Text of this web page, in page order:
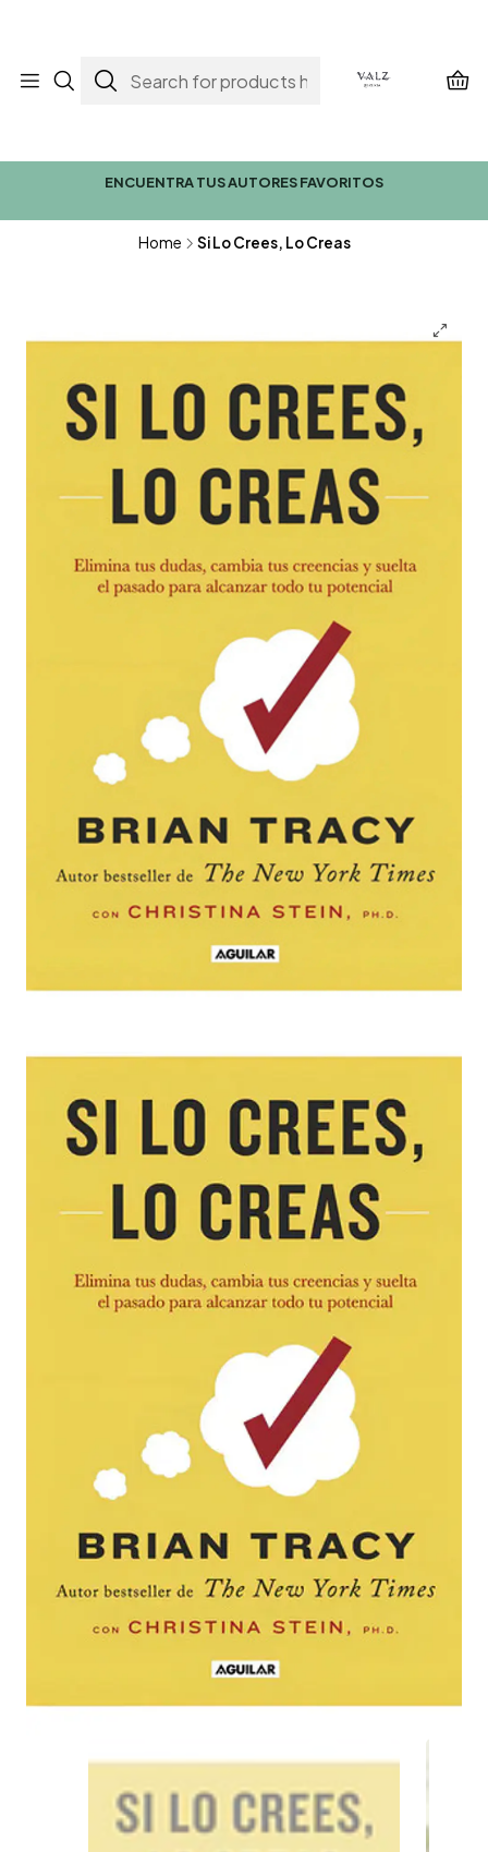
ENCUENTRA TUS AUTORES FAVORITOS
Home Si Lo Crees, Lo Creas